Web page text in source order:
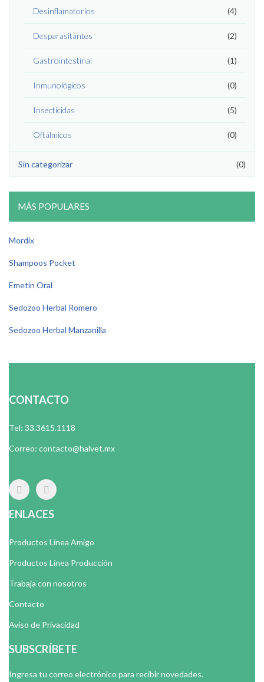
Desinflamatorios (4)
Desparasitantes (2)
Gastrointestinal (1)
Inmunológicos (0)
Insecticidas (5)
Oftálmicos (0)
Sin categorizar (0)
MÁS POPULARES
Mordix
Shampoos Pocket
Emetin Oral
Sedozoo Herbal Romero
Sedozoo Herbal Manzanilla
CONTACTO
Tel: 33.3615.1118
Correo: contacto@halvet.mx
ENLACES
Productos Línea Amigo
Productos Línea Producción
Trabaja con nosotros
Contacto
Aviso de Privacidad
SUBSCRÍBETE
Ingresa tu correo electrónico para recibir novedades.